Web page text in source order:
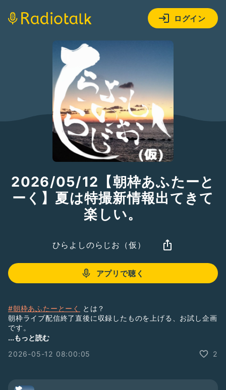
ログイン
2026/05/12【朝枠あふたーと
ーく】夏は特撮新情報出てきて
楽しい。
ひらよしのらじお（仮）
アプリで聴く
#朝枠あふたーとーく
とは？
朝枠ライブ配信終了直後に収録したものを上げる、お試し企画
です。
主に朝枠の振り返りを行ってます。
朝枠と併せてお聞きいただけると嬉しいです。
...もっと読む
2026-05-12 08:00:05
2